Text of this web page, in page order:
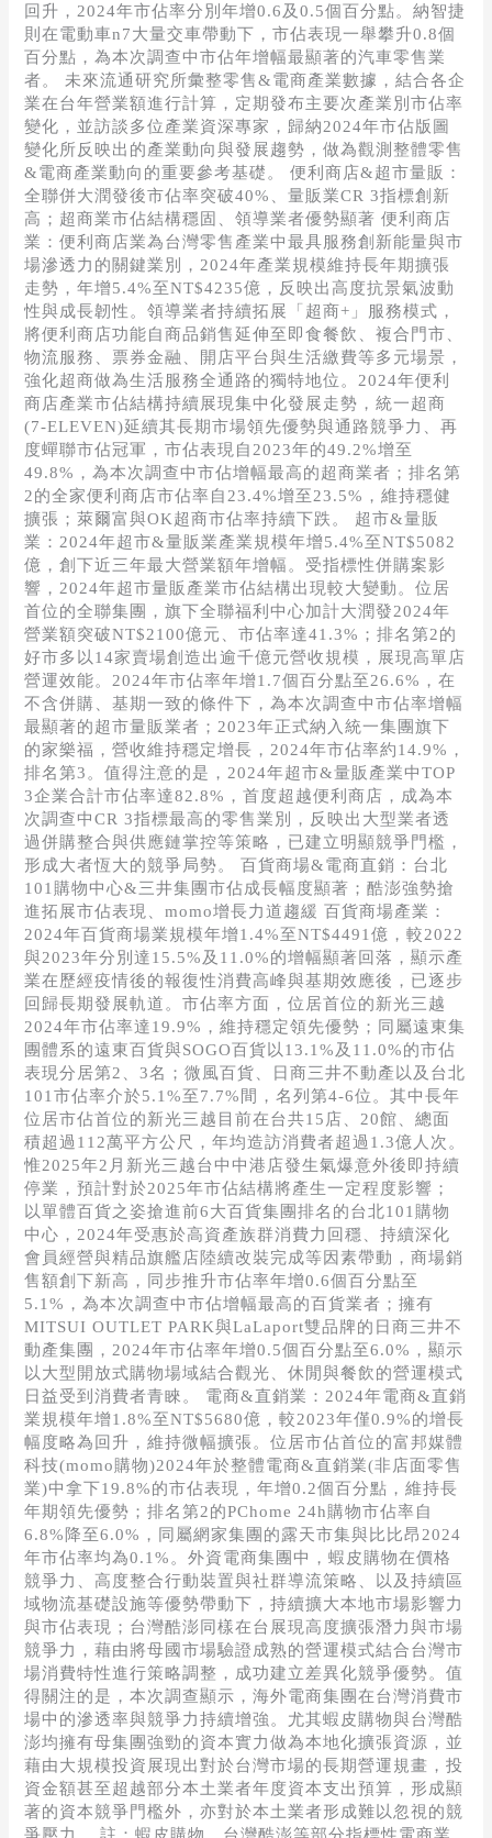
回升，2024年市佔率分別年增0.6及0.5個百分點。納智捷
則在電動車n7大量交車帶動下，市佔表現一舉攀升0.8個
百分點，為本次調查中市佔年增幅最顯著的汽車零售業
者。 未來流通研究所彙整零售&電商產業數據，結合各企
業在台年營業額進行計算，定期發布主要次產業別市佔率
變化，並訪談多位產業資深專家，歸納2024年市佔版圖
變化所反映出的產業動向與發展趨勢，做為觀測整體零售
&電商產業動向的重要參考基礎。 便利商店&超市量販：
全聯併大潤發後市佔率突破40%、量販業CR 3指標創新
高；超商業市佔結構穩固、領導業者優勢顯著 便利商店
業：便利商店業為台灣零售產業中最具服務創新能量與市
場滲透力的關鍵業別，2024年產業規模維持長年期擴張
走勢，年增5.4%至NT$4235億，反映出高度抗景氣波動
性與成長韌性。領導業者持續拓展「超商+」服務模式，
將便利商店功能自商品銷售延伸至即食餐飲、複合門市、
物流服務、票券金融、開店平台與生活繳費等多元場景，
強化超商做為生活服務全通路的獨特地位。2024年便利
商店產業市佔結構持續展現集中化發展走勢，統一超商
(7-ELEVEN)延續其長期市場領先優勢與通路競爭力、再
度蟬聯市佔冠軍，市佔表現自2023年的49.2%增至
49.8%，為本次調查中市佔增幅最高的超商業者；排名第
2的全家便利商店市佔率自23.4%增至23.5%，維持穩健
擴張；萊爾富與OK超商市佔率持續下跌。 超市&量販
業：2024年超市&量販業產業規模年增5.4%至NT$5082
億，創下近三年最大營業額年增幅。受指標性併購案影
響，2024年超市量販產業市佔結構出現較大變動。位居
首位的全聯集團，旗下全聯福利中心加計大潤發2024年
營業額突破NT$2100億元、市佔率達41.3%；排名第2的
好市多以14家賣場創造出逾千億元營收規模，展現高單店
營運效能。2024年市佔率年增1.7個百分點至26.6%，在
不含併購、基期一致的條件下，為本次調查中市佔率增幅
最顯著的超市量販業者；2023年正式納入統一集團旗下
的家樂福，營收維持穩定增長，2024年市佔率約14.9%，
排名第3。值得注意的是，2024年超市&量販產業中TOP
3企業合計市佔率達82.8%，首度超越便利商店，成為本
次調查中CR 3指標最高的零售業別，反映出大型業者透
過併購整合與供應鏈掌控等策略，已建立明顯競爭門檻，
形成大者恆大的競爭局勢。 百貨商場&電商直銷：台北
101購物中心&三井集團市佔成長幅度顯著；酷澎強勢搶
進拓展市佔表現、momo增長力道趨緩 百貨商場產業：
2024年百貨商場業規模年增1.4%至NT$4491億，較2022
與2023年分別達15.5%及11.0%的增幅顯著回落，顯示產
業在歷經疫情後的報復性消費高峰與基期效應後，已逐步
回歸長期發展軌道。市佔率方面，位居首位的新光三越
2024年市佔率達19.9%，維持穩定領先優勢；同屬遠東集
團體系的遠東百貨與SOGO百貨以13.1%及11.0%的市佔
表現分居第2、3名；微風百貨、日商三井不動產以及台北
101市佔率介於5.1%至7.7%間，名列第4-6位。其中長年
位居市佔首位的新光三越目前在台共15店、20館、總面
積超過112萬平方公尺，年均造訪消費者超過1.3億人次。
惟2025年2月新光三越台中中港店發生氣爆意外後即持續
停業，預計對於2025年市佔結構將產生一定程度影響；
以單體百貨之姿搶進前6大百貨集團排名的台北101購物
中心，2024年受惠於高資產族群消費力回穩、持續深化
會員經營與精品旗艦店陸續改裝完成等因素帶動，商場銷
售額創下新高，同步推升市佔率年增0.6個百分點至
5.1%，為本次調查中市佔增幅最高的百貨業者；擁有
MITSUI OUTLET PARK與LaLaport雙品牌的日商三井不
動產集團，2024年市佔率年增0.5個百分點至6.0%，顯示
以大型開放式購物場域結合觀光、休閒與餐飲的營運模式
日益受到消費者青睞。 電商&直銷業：2024年電商&直銷
業規模年增1.8%至NT$5680億，較2023年僅0.9%的增長
幅度略為回升，維持微幅擴張。位居市佔首位的富邦媒體
科技(momo購物)2024年於整體電商&直銷業(非店面零售
業)中拿下19.8%的市佔表現，年增0.2個百分點，維持長
年期領先優勢；排名第2的PChome 24h購物市佔率自
6.8%降至6.0%，同屬網家集團的露天市集與比比昂2024
年市佔率均為0.1%。外資電商集團中，蝦皮購物在價格
競爭力、高度整合行動裝置與社群導流策略、以及持續區
域物流基礎設施等優勢帶動下，持續擴大本地市場影響力
與市佔表現；台灣酷澎同樣在台展現高度擴張潛力與市場
競爭力，藉由將母國市場驗證成熟的營運模式結合台灣市
場消費特性進行策略調整，成功建立差異化競爭優勢。值
得關注的是，本次調查顯示，海外電商集團在台灣消費市
場中的滲透率與競爭力持續增強。尤其蝦皮購物與台灣酷
澎均擁有母集團強勁的資本實力做為本地化擴張資源，並
藉由大規模投資展現出對於台灣市場的長期營運規畫，投
資金額甚至超越部分本土業者年度資本支出預算，形成顯
著的資本競爭門檻外，亦對於本土業者形成難以忽視的競
爭壓力。 註：蝦皮購物、台灣酷澎等部分指標性電商業